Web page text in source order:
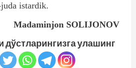
istardik.
Madaminjon SOLIJONOV
дўстларингизга улашинг